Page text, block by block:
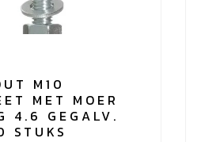
M10
MET MOER
4.6 GEGALV.
STUKS